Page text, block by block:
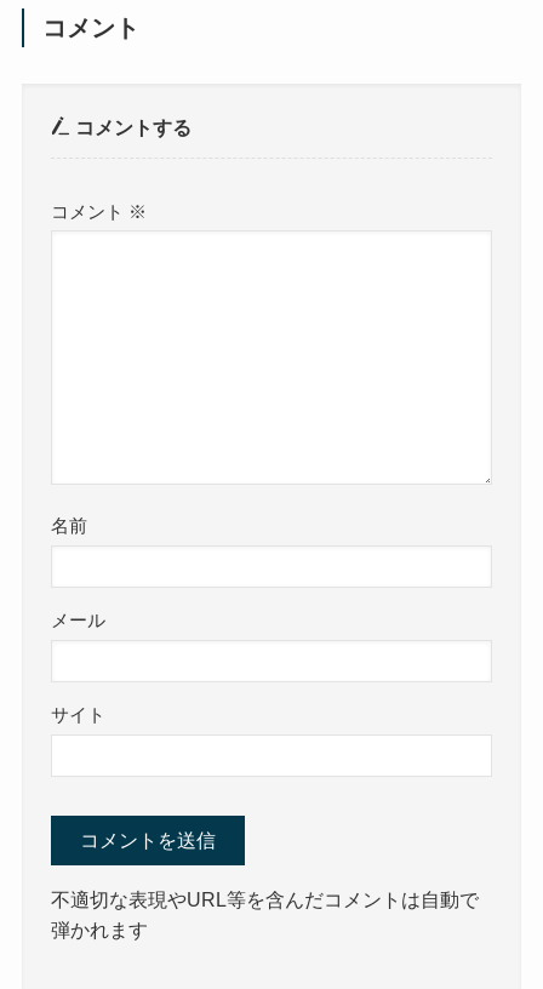
コメント
コメントする
コメント ※
名前
メール
サイト
不適切な表現やURL等を含んだコメントは自動で
弾かれます